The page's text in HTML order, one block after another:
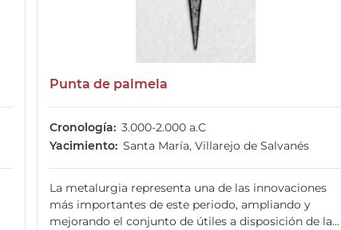
Punta de palmela
Cronología 3.000-2.000 a.C
Yacimiento Santa María, Villarejo de Salvanés
La metalurgia representa una de las innovaciones
más importantes de este periodo, ampliando y
mejorando el conjunto de útiles a disposición de la...